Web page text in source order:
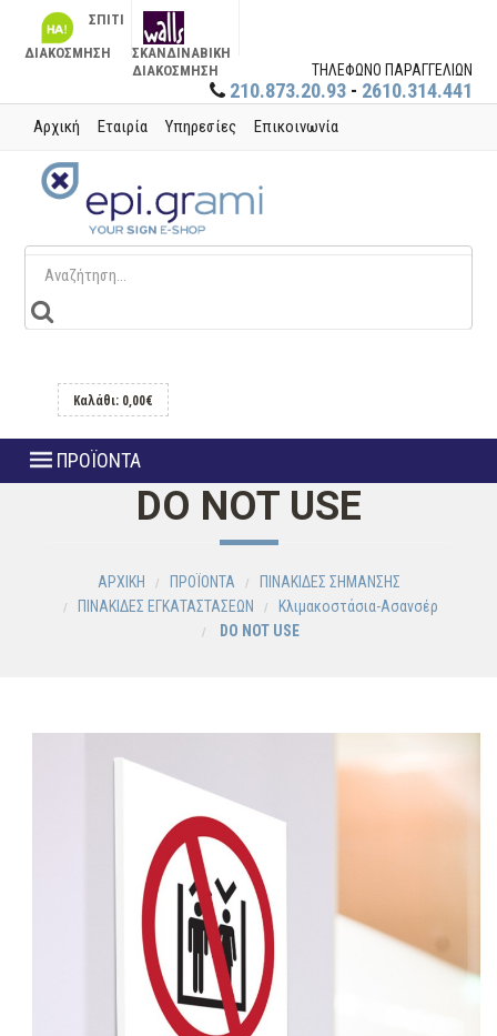
ΣΠΙΤΙ
ΔΙΑΚΟΣΜΗΣΗ
ΣΚΑΝΔΙΝΑΒΙΚΗ
ΔΙΑΚΟΣΜΗΣΗ
ΤΗΛΕΦΩΝΟ ΠΑΡΑΓΓΕΛΙΩΝ
210.873.20.93 - 2610.314.441
Αρχική Εταιρία Υπηρεσίες Επικοινωνία
Καλάθι: 0,00€
ΠΡΟΪΟΝΤΑ
DO NOT USE
ΑΡΧΙΚΗ ΠΡΟΪΟΝΤΑ
ΠΙΝΑΚΙΔΕΣ ΣΗΜΑΝΣΗΣ
ΠΙΝΑΚΙΔΕΣ ΕΓΚΑΤΑΣΤΑΣΕΩΝ
Κλιμακοστάσια-Ασανσέρ
DO NOT USE